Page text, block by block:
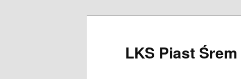
LKS Piast Śrem